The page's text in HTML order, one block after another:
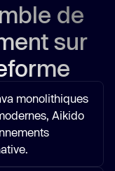
de
sur
monolithiques
Aikido